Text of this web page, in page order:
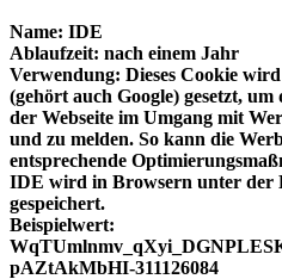
Name: IDE
Ablaufzeit: nach einem Jahr
Verwendung: Dieses Cookie
(gehört auch Google) gesetzt,
der Webseite im Umgang mit
und zu melden. So kann die
entsprechende
IDE wird in Browsern unter der
gespeichert.
Beispielwert:
pAZtAkMbHI-311126084